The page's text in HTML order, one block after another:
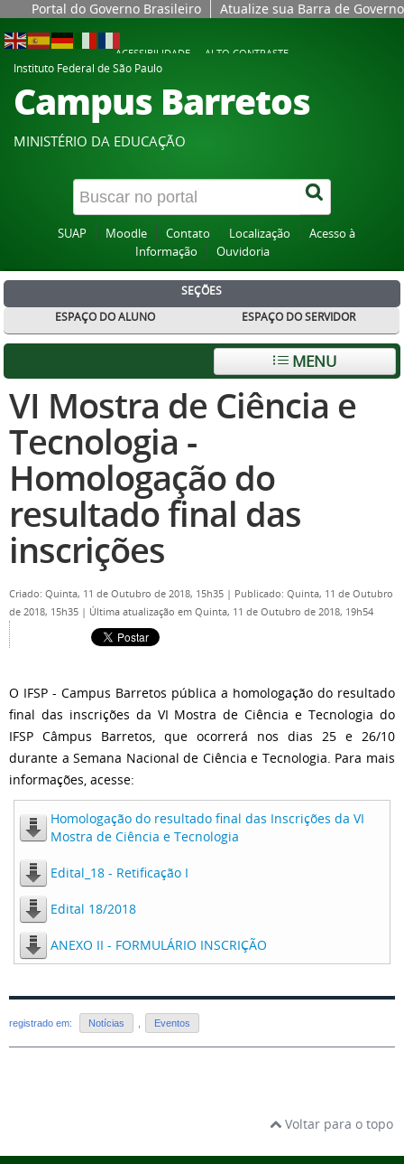
Portal do Governo Brasileiro Atualize sua Barra de Governo
ACESSIBILIDADE
ALTO CONTRASTE
Instituto Federal de São Paulo
Campus Barretos
MINISTÉRIO DA EDUCAÇÃO
SUAP Moodle Contato Localização
Acesso à
Informação
Ouvidoria
SEÇÕES
ESPAÇO DO ALUNO
ESPAÇO DO SERVIDOR
MENU
VI Mostra de Ciência e
Tecnologia -
Homologação do
resultado final das
inscrições
Criado: Quinta, 11 de Outubro de 2018, 15h35 | Publicado: Quinta, 11 de Outubro
de 2018, 15h35 | Última atualização em Quinta, 11 de Outubro de 2018, 19h54
O IFSP - Campus Barretos pública a homologação do resultado
final das inscrições da VI Mostra de Ciência e Tecnologia do
IFSP Câmpus Barretos, que ocorrerá nos dias 25 e 26/10
durante a Semana Nacional de Ciência e Tecnologia. Para mais
informações, acesse:
Homologação do resultado final das Inscrições da VI
Mostra de Ciência e Tecnologia
Edital_18 - Retificação I
Edital 18/2018
ANEXO II - FORMULÁRIO INSCRIÇÃO
registrado em: Notícias Eventos
Voltar para o topo